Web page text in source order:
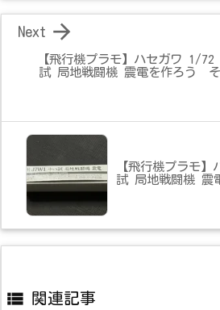
【飛行機プラモ】ハセガワ 1/72
試 局地戦闘機 震電を作ろう

Next
【飛行機プラモ
試 局地戦闘機
 関連記事